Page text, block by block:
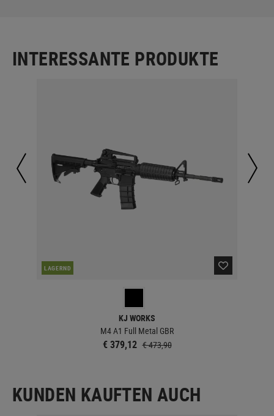
INTERESSANTE PRODUKTE
LAGERND
KJ WORKS
M4 A1 Full Metal GBR
€ 379,12 € 473,90
KUNDEN KAUFTEN AUCH